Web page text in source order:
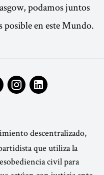
podamos juntos
posible en este Mundo.
descentralizado,
que utiliza la
civil para